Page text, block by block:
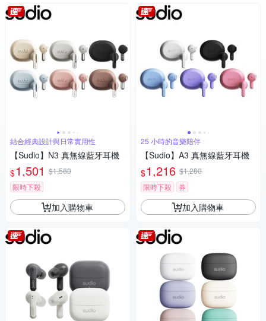
結合經典設計與日常實用性
【Sudio】N3 真無線藍牙耳機
$1,501 $1,580
限時下殺
加入購物車
25 小時的音樂陪伴
【Sudio】A3 真無線藍牙耳機
$1,216 $1,280
限時下殺
券
加入購物車